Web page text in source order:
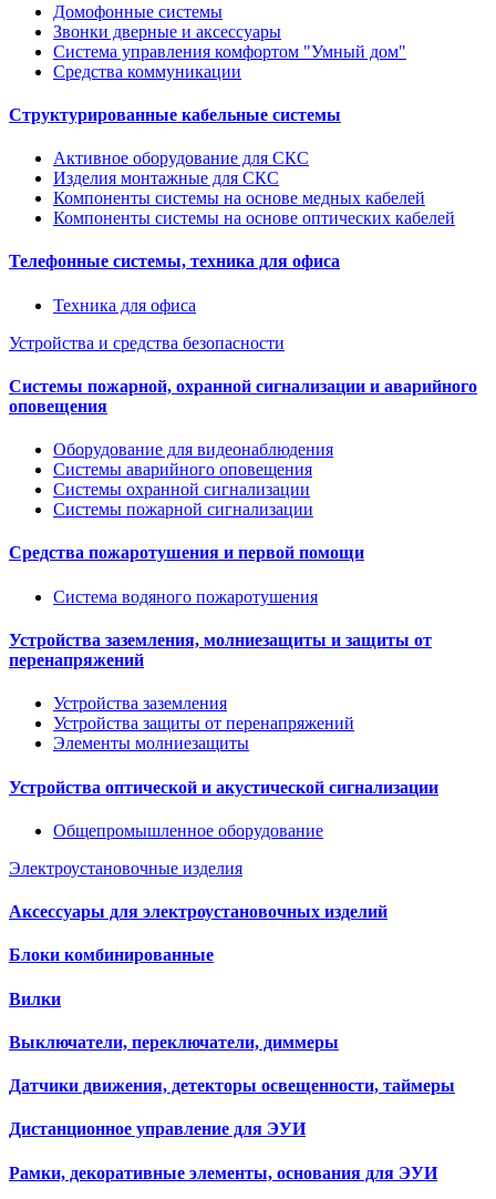
Домофонные системы
Звонки дверные и аксессуары
Система управления комфортом "Умный дом"
Средства коммуникации
Структурированные кабельные системы
Активное оборудование для СКС
Изделия монтажные для СКС
Компоненты системы на основе медных кабелей
Компоненты системы на основе оптических кабелей
Телефонные системы, техника для офиса
Техника для офиса
Устройства и средства безопасности
Системы пожарной, охранной сигнализации и аварийного
оповещения
Оборудование для видеонаблюдения
Системы аварийного оповещения
Системы охранной сигнализации
Системы пожарной сигнализации
Средства пожаротушения и первой помощи
Система водяного пожаротушения
Устройства заземления, молниезащиты и защиты от
перенапряжений
Устройства заземления
Устройства защиты от перенапряжений
Элементы молниезащиты
Устройства оптической и акустической сигнализации
Общепромышленное оборудование
Электроустановочные изделия
Аксессуары для электроустановочных изделий
Блоки комбинированные
Вилки
Выключатели, переключатели, диммеры
Датчики движения, детекторы освещенности, таймеры
Дистанционное управление для ЭУИ
Рамки, декоративные элементы, основания для ЭУИ